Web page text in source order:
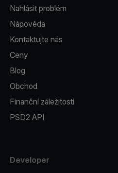
Nahlásit problém
Nápověda
Kontaktujte nás
Ceny
Blog
Obchod
Finanční záležitosti
PSD2 API
Developer